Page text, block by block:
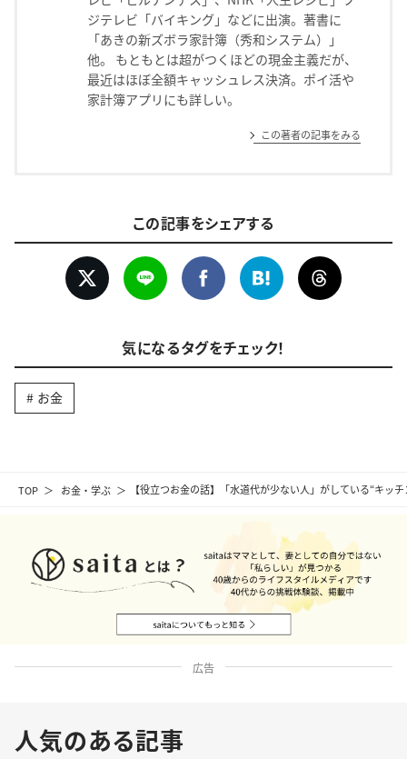
TOP お金・学ぶ 【役立つお金の話】「水道代が少ない人」がしている“キッ
ジテレビ「バイキング」などに出演。著書に
「あきの新ズボラ家計簿（秀和システム）」
他。 もともとは超がつくほどの現金主義だが、
最近はほぼ全額キャッシュレス決済。ポイ活や
家計簿アプリにも詳しい。
この著者の記事をみる
この記事をシェアする
気になるタグをチェック！
お金
広告
人気のある記事